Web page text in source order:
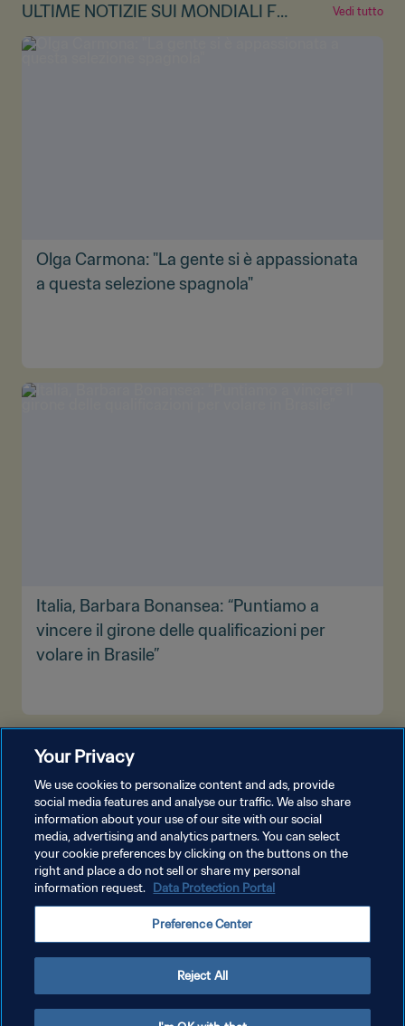
ULTIME NOTIZIE SUI MONDIALI FE
MMINILI
Vedi tutto
Olga Carmona: "La gente si è appassionata
a questa selezione spagnola"
Italia, Barbara Bonansea: “Puntiamo a
vincere il girone delle qualificazioni per
volare in Brasile”
PRIVACY POLICY
GESTISCI LE TUE PREFERENZE PER I COOKIES
Copyright © 1994 - 2026 FIFA. Tutti i diritti riservati.
Your Privacy
We use cookies to personalize content and ads, provide
social media features and analyse our traffic. We also share
information about your use of our site with our social
media, advertising and analytics partners. You can select
your cookie preferences by clicking on the buttons on the
right and place a do not sell or share my personal
information request. Data Protection Portal
Preference Center
Reject All